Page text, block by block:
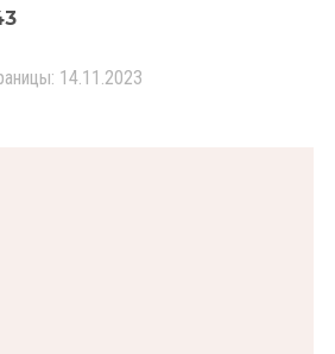
14.11.2023